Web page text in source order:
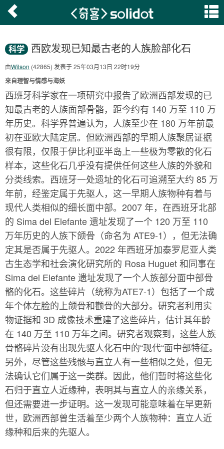
科学 西欧发现已知最古老的人族脸部化石
由Wilson (42865) 发表于 25年03月13日 22时19分
来自理智与情感与海妖
西班牙科学家在一项研究中报告了欧洲西部发现的已
知最古老的人族面部骨骼，距今约有 140 万至 110 万
年历史。科学界普遍认为，人族至少在 180 万年前最
初在亚欧大陆定居。但欧洲西部的早期人族聚居证据
很有限，仅限于伊比利亚半岛上一些极为零散的化石
样本，这些化石几乎没有提供任何这些人族的外貌和
分类线索。西班牙一处遗址的化石可追溯至大约 85 万
年前，经鉴定属于先驱人，这一早期人族物种有着与
现代人类相似的细长面中部。2007 年，在西班牙北部
的 Sima del Elefante 遗址发现了一个 120 万至 110
万年历史的人族下颌骨（命名为 ATE9-1），但无法确
定其是否属于先驱人。2022 年西班牙加泰罗尼亚人类
古生态学和社会演化研究所的 Rosa Huguet 和同事在
Sima del Elefante 遗址发现了一个人族部分面中部骨
骼的化石。这些碎片（统称为ATE7-1）包括了一个成
年个体左脸的上颌骨和颧骨的大部分。研究者利用实
物证据和 3D 成像技术重建了这些碎片，估计其年龄
在 140 万至 110 万年之间。研究者观察到，这些人族
骨骼碎片没有出现先驱人化石中的“现代“面中部特征。
另外，尽管这些残骸与直立人有一些相似之处，但无
法确认它们属于这一类群。因此，他们暂时将这些化
石归于直立人近缘种，表明其与直立人的亲缘关系，
但还需要进一步证明。这一发现可能意味着在早更新
世，欧洲西部曾生活着至少两个人族物种：直立人近
缘种和后来的先驱人。